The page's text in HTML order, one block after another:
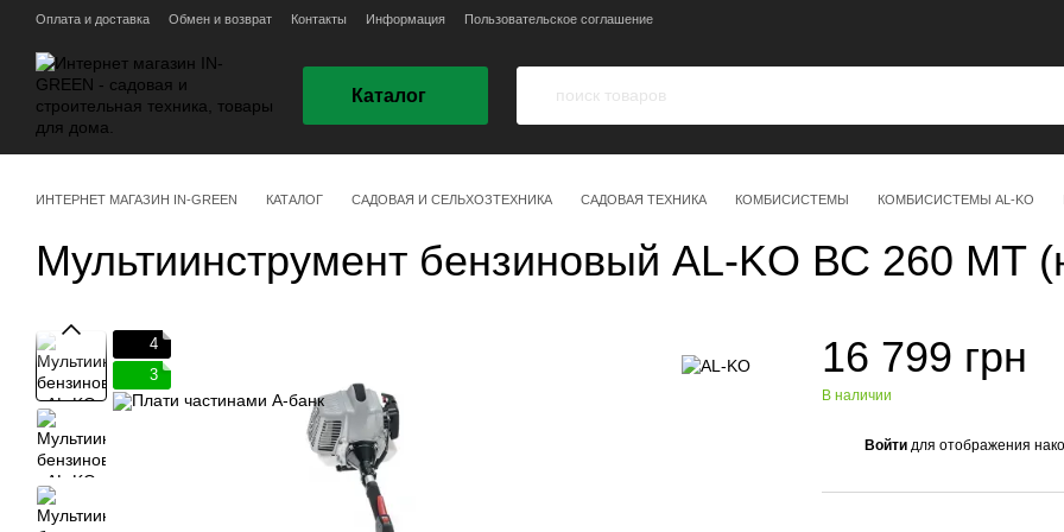
Перейти к основному контенту
Оплата и доставка Обмен и возврат Контакты Информация Пользовательское соглашение
Каталог
ИНТЕРНЕТ МАГАЗИН IN-GREEN КАТАЛОГ САДОВАЯ И СЕЛЬХОЗТЕХНИКА САДОВАЯ ТЕХНИКА КОМБИСИСТЕМЫ КОМБИСИСТЕМЫ AL-KO
Мультиинструмент бензиновый AL-KO ВС 260 МТ
4
3
16 799 грн
В наличии
Войти для отображения